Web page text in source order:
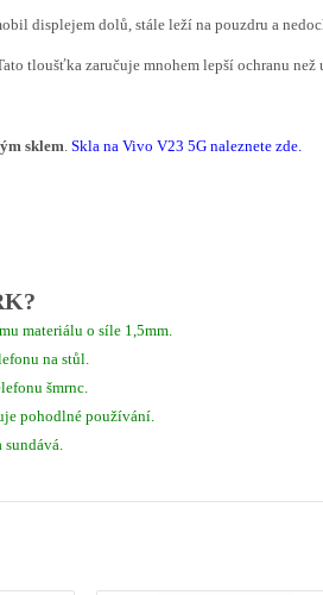
displejem dolů, stále leží na pouzdru a
tloušťka zaručuje mnohem lepší ochranu
sklem. Skla na Vivo V23 5G naleznete zde.
materiálu o síle 1,5mm.
na stůl.
šmrnc.
pohodlné používání.
sundává.